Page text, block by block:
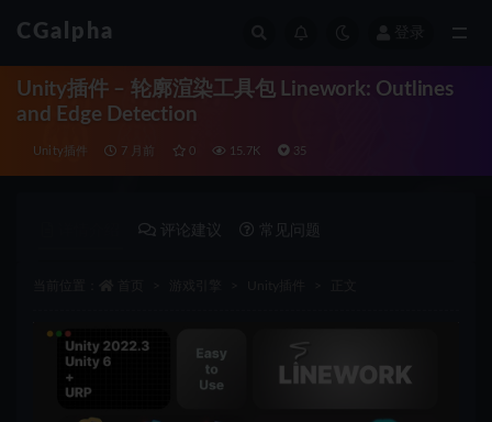
CGalpha
Unity插件 – 轮廓渲染工具包 Linework: Outlines
and Edge Detection
Unity插件 7 月前 0 15.7K 35
评论建议 常见问题